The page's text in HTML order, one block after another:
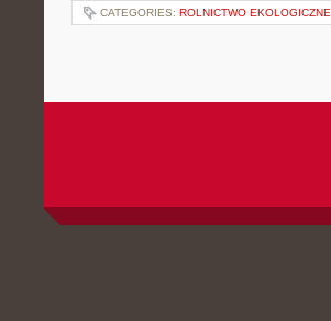
CATEGORIES: ROLNICTWO EKOLOGICZNE